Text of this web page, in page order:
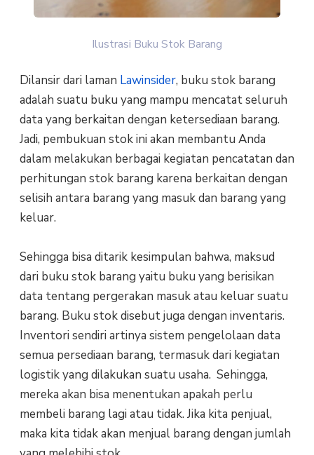
Ilustrasi Buku Stok Barang
Dilansir dari laman Lawinsider, buku stok barang
adalah suatu buku yang mampu mencatat seluruh
data yang berkaitan dengan ketersediaan barang.
Jadi, pembukuan stok ini akan membantu Anda
dalam melakukan berbagai kegiatan pencatatan dan
perhitungan stok barang karena berkaitan dengan
selisih antara barang yang masuk dan barang yang
keluar.
Sehingga bisa ditarik kesimpulan bahwa, maksud
dari buku stok barang yaitu buku yang berisikan
data tentang pergerakan masuk atau keluar suatu
barang. Buku stok disebut juga dengan inventaris.
Inventori sendiri artinya sistem pengelolaan data
semua persediaan barang, termasuk dari kegiatan
logistik yang dilakukan suatu usaha. Sehingga,
mereka akan bisa menentukan apakah perlu
membeli barang lagi atau tidak. Jika kita penjual,
maka kita tidak akan menjual barang dengan jumlah